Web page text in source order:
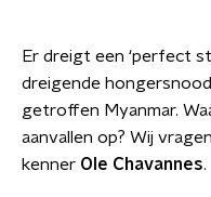
Er dreigt een ‘perfect
dreigende
getroffen Myanmar.
aanvallen op? Wij
kenner Ole Chavannes.